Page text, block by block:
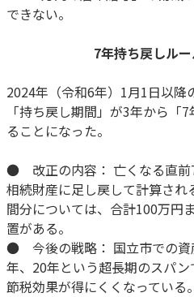
できない。
7年持ち戻しル
2024年（令和6年）1月1日以降
「持ち戻し期間」が3年から「
ることになった。
● 改正の内容： 亡くなる直前7
相続財産に足し戻して計算さ
間分については、合計100万円
置がある。
● 今後の戦略： 国立市での資
年、20年という超長期のスパン
節税効果が得にくくなっている。